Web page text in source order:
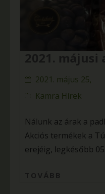
2021. május 25,
Kamra Hírek
Nálunk az árak a
Akciós termékek a
erejéig, legkésőbb